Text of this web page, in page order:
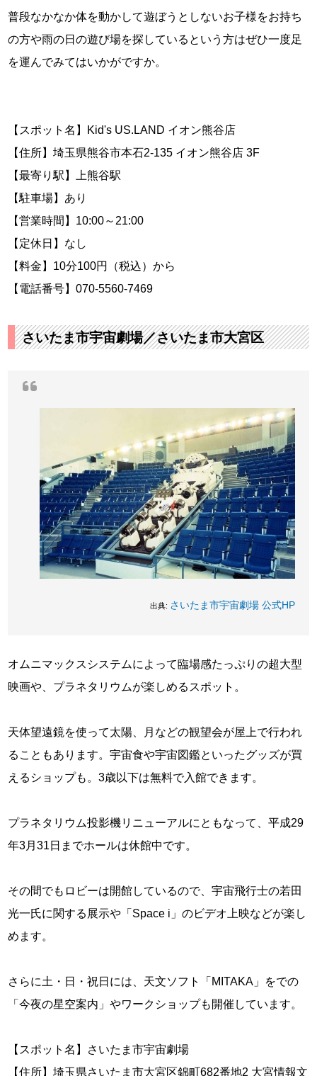
普段なかなか体を動かして遊ぼうとしないお子様をお持ち
の方や雨の日の遊び場を探しているという方はぜひ一度足
を運んでみてはいかがですか。
【スポット名】Kid's US.LAND イオン熊谷店
【住所】埼玉県熊谷市本石2-135 イオン熊谷店 3F
【最寄り駅】上熊谷駅
【駐車場】あり
【営業時間】10:00～21:00
【定休日】なし
【料金】10分100円（税込）から
【電話番号】070-5560-7469
さいたま市宇宙劇場／さいたま市大宮区
出典: さいたま市宇宙劇場 公式HP
オムニマックスシステムによって臨場感たっぷりの超大型
映画や、プラネタリウムが楽しめるスポット。
天体望遠鏡を使って太陽、月などの観望会が屋上で行われ
ることもあります。宇宙食や宇宙図鑑といったグッズが買
えるショップも。3歳以下は無料で入館できます。
プラネタリウム投影機リニューアルにともなって、平成29
年3月31日までホールは休館中です。
その間でもロビーは開館しているので、宇宙飛行士の若田
光一氏に関する展示や「Space i」のビデオ上映などが楽し
めます。
さらに土・日・祝日には、天文ソフト「MITAKA」をでの
「今夜の星空案内」やワークショップも開催しています。
【スポット名】さいたま市宇宙劇場
【住所】埼玉県さいたま市大宮区錦町682番地2 大宮情報文